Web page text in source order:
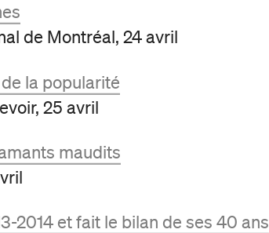
de Montréal, 24 avril
la popularité
25 avril
maudits
2014 et fait le bilan de ses 40 ans